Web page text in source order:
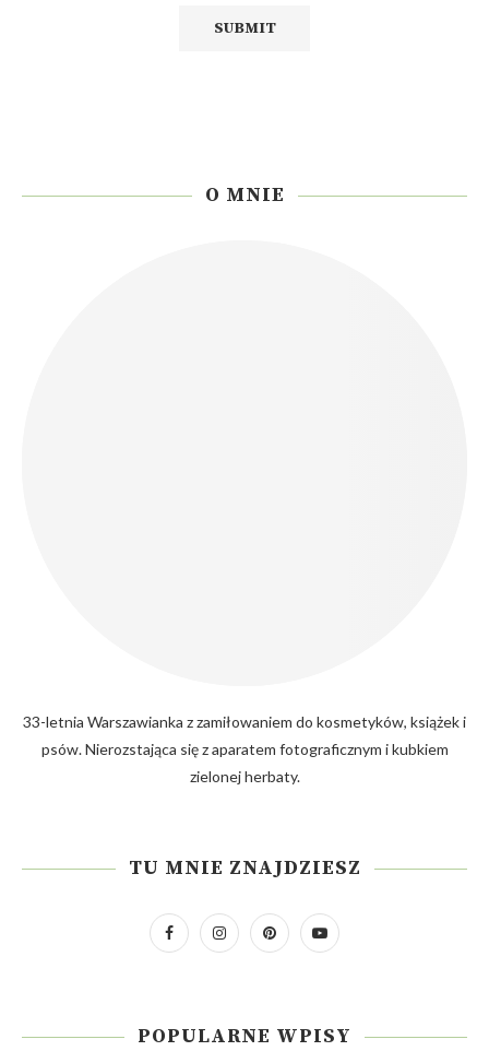
O MNIE
33-letnia Warszawianka z zamiłowaniem do kosmetyków, książek i
psów. Nierozstająca się z aparatem fotograficznym i kubkiem
zielonej herbaty.
TU MNIE ZNAJDZIESZ
POPULARNE WPISY